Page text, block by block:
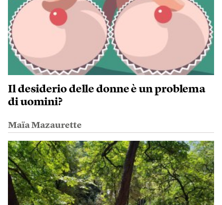
Il desiderio delle donne è un problema
di uomini?
Maïa Mazaurette